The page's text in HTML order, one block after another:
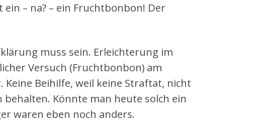
– na? – ein Fruchtbonbon! Der
muss sein. Erleichterung im
Versuch (Fruchtbonbon) am
Beihilfe, weil keine Straftat, nicht
Könnte man heute solch ein
waren eben noch anders.